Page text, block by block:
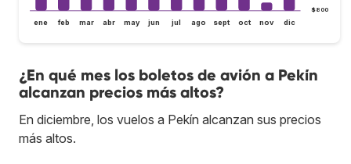
$800
ene feb mar abr may jun jul ago sept oct nov dic
¿En qué mes los boletos de avión a Pekín
alcanzan precios más altos?
En diciembre, los vuelos a Pekín alcanzan sus precios
más altos.